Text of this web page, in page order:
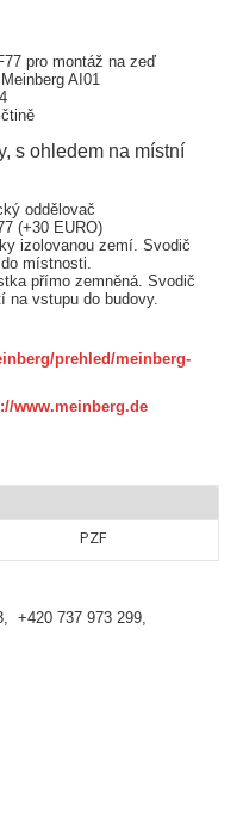
pro montáž na zeď
AI01
s ohledem na místní
oddělovač
(+30 EURO)
izolovanou zemí. Svodič
místnosti.
přímo zemněná. Svodič
na vstupu do budovy.
prehled/meinberg-
www.meinberg.de
PZF
+420 737 973 299,